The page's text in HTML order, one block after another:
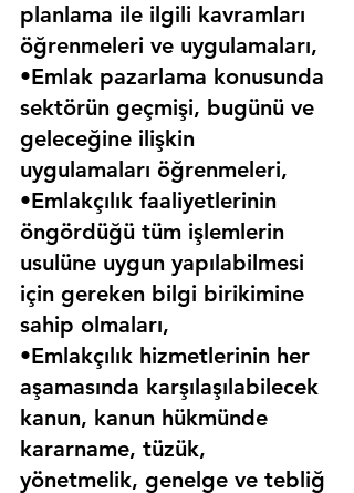
planlama ile ilgili kavramları
öğrenmeleri ve uygulamaları,
•Emlak pazarlama konusunda
sektörün geçmişi, bugünü ve
geleceğine ilişkin
uygulamaları öğrenmeleri,
•Emlakçılık faaliyetlerinin
öngördüğü tüm işlemlerin
usulüne uygun yapılabilmesi
için gereken bilgi birikimine
sahip olmaları,
•Emlakçılık hizmetlerinin her
aşamasında karşılaşılabilecek
kanun, kanun hükmünde
kararname, tüzük,
yönetmelik, genelge ve tebliğ